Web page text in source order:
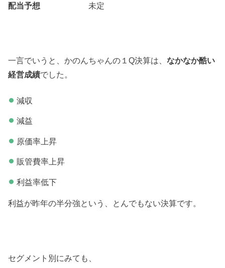
配当予想 未定
一言でいうと、かのんちゃんの１Q決算は、なかなか酷い
経営成績でした。
減収
減益
原価率上昇
販管費率上昇
利益率低下
利益が昨年の半分強という、とんでもない決算です。
セグメント別にみても、